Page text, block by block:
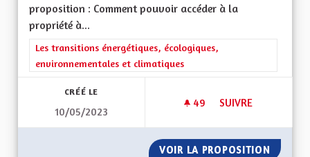
proposition : Comment pouvoir accéder à la
propriété à...
Filtrer les résultats de la catégorie : Les transitions
Les transitions énergétiques, écologiques,
environnementales et climatiques
CRÉÉ LE
10/05/2023
49 49 ABONNÉS
SUIVRE
VOIR LA PROPOSITION